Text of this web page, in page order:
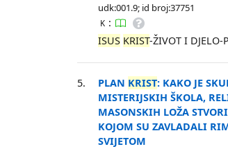
udk:001.9; id broj:37751
K :
ISUS KRIST-ŽIVOT I DJELO-
5. PLAN KRIST: KAKO JE
MISTERIJSKIH ŠKOLA,
MASONSKIH LOŽA
KOJOM SU ZAVLADALI
SVIJETOM